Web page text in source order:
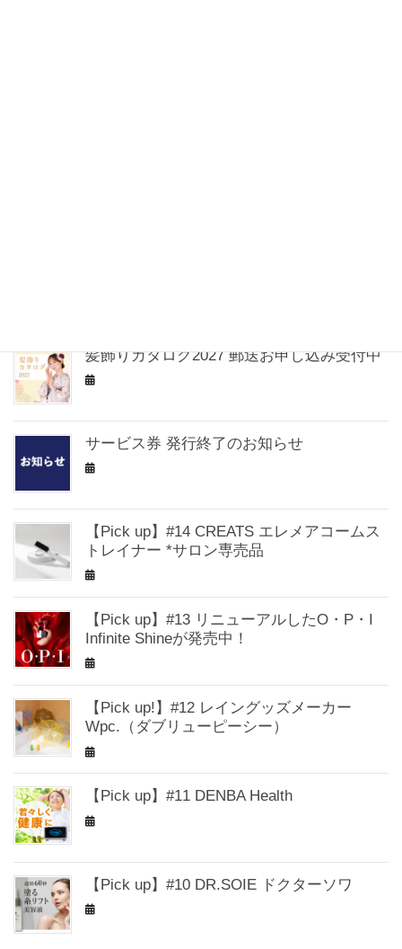
髪飾りカタログ2027 郵送お申し込み受付中
サービス券 発行終了のお知らせ
【Pick up】#14 CREATS エレメアコームス
トレイナー *サロン専売品
【Pick up】#13 リニューアルしたO・P・I
Infinite Shineが発売中！
【Pick up!】#12 レイングッズメーカー
Wpc.（ダブリューピーシー）
【Pick up】#11 DENBA Health
【Pick up】#10 DR.SOIE ドクターソワ